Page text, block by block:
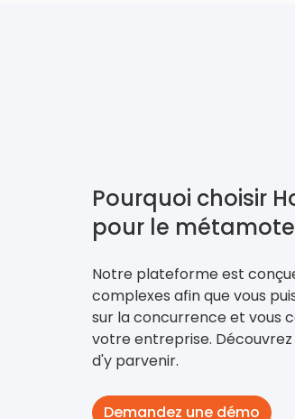
Pourquoi choisir
pour le
Notre plateforme est
complexes afin que vous
sur la concurrence et vous
votre entreprise.
d'y parvenir.
Demandez une démo